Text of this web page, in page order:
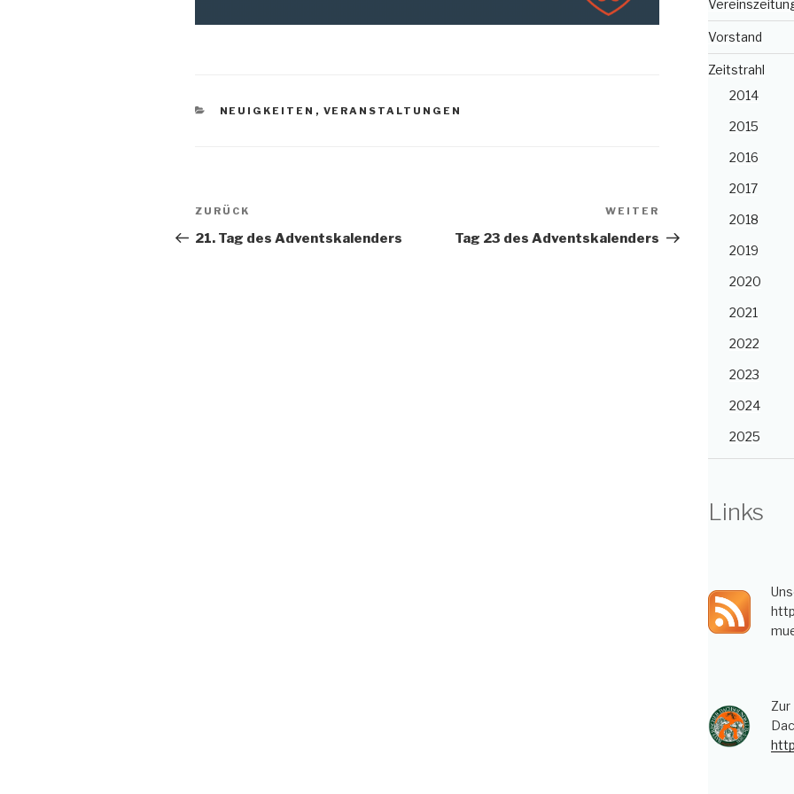
KATEGORIEN
NEUIGKEITEN , VERANSTALTUNGEN
Beitragsnavigation
Vorheriger
Beitrag
ZURÜCK
21. Tag des Adventskalenders
Beitrag
WEITER
Tag 23 des Adventskalenders
Vorstand
Zeitstrahl
2014
2015
2016
2017
2018
2019
2020
2021
2022
2023
2024
2025
Links